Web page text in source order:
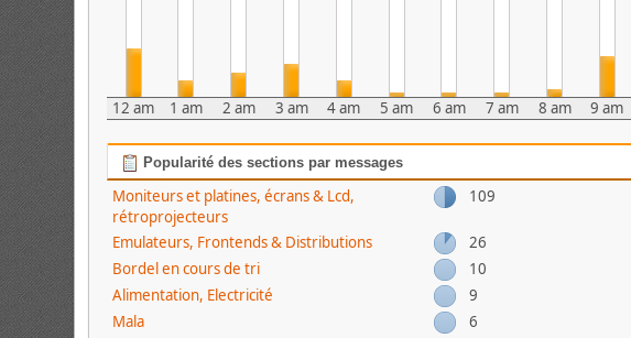
12 am 1 am 2 am 3 am 4 am 5 am 6 am 7 am 8 am 9 am
Popularité des sections par messages
Moniteurs et platines, écrans & Lcd,
rétroprojecteurs
109
Emulateurs, Frontends & Distributions
26
Bordel en cours de tri
10
Alimentation, Electricité
9
Mala
6